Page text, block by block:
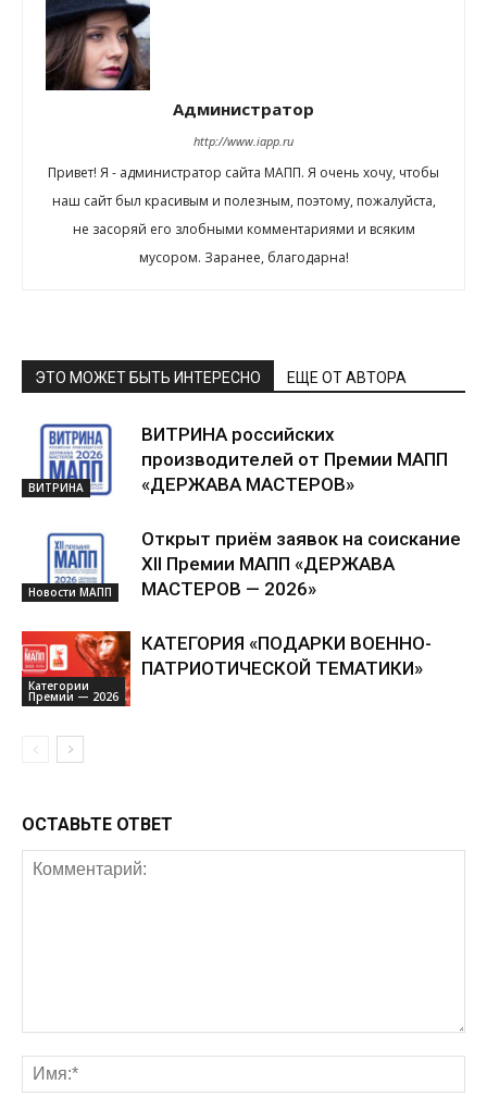
Администратор
http://www.iapp.ru
Привет! Я - администратор сайта МАПП. Я очень хочу, чтобы
наш сайт был красивым и полезным, поэтому, пожалуйста,
не засоряй его злобными комментариями и всяким
мусором. Заранее, благодарна!
ЭТО МОЖЕТ БЫТЬ ИНТЕРЕСНО ЕЩЕ ОТ АВТОРА
ВИТРИНА
ВИТРИНА российских
производителей от Премии МАПП
«ДЕРЖАВА МАСТЕРОВ»
Новости МАПП
Открыт приём заявок на соискание
XII Премии МАПП «ДЕРЖАВА
МАСТЕРОВ — 2026»
Категории
Премии — 2026
КАТЕГОРИЯ «ПОДАРКИ ВОЕННО-
ПАТРИОТИЧЕСКОЙ ТЕМАТИКИ»
ОСТАВЬТЕ ОТВЕТ